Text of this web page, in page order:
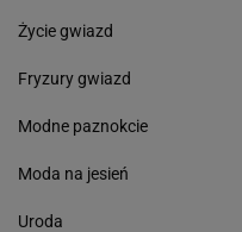
Życie gwiazd
Fryzury gwiazd
Modne paznokcie
Moda na jesień
Uroda